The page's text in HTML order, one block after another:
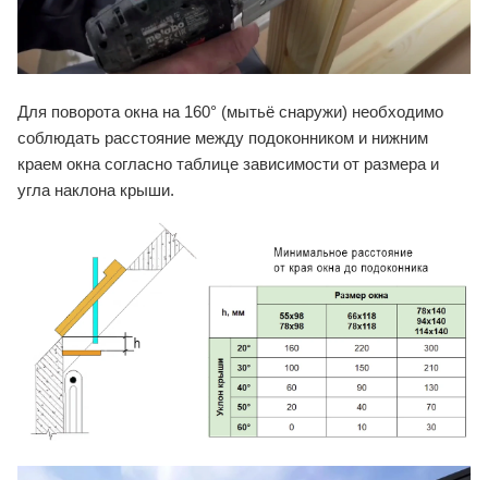
Для поворота окна на 160° (мытьё снаружи) необходимо
соблюдать расстояние между подоконником и нижним
краем окна согласно таблице зависимости от размера и
угла наклона крыши.